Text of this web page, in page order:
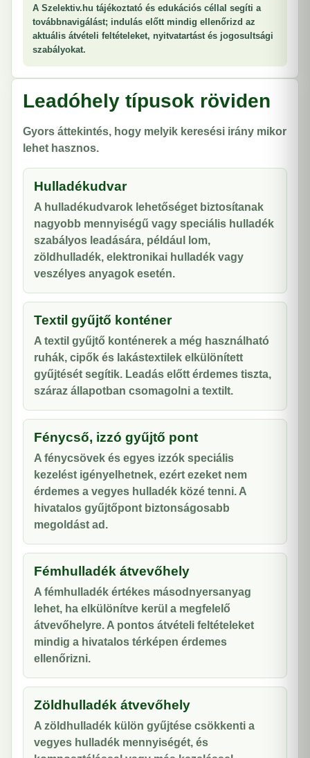
A Szelektiv.hu tájékoztató és edukációs céllal segíti a
továbbnavigálást; indulás előtt mindig ellenőrizd az
aktuális átvételi feltételeket, nyitvatartást és jogosultsági
szabályokat.
Leadóhely típusok röviden
Gyors áttekintés, hogy melyik keresési irány mikor
lehet hasznos.
Hulladékudvar
A hulladékudvarok lehetőséget biztosítanak
nagyobb mennyiségű vagy speciális hulladék
szabályos leadására, például lom,
zöldhulladék, elektronikai hulladék vagy
veszélyes anyagok esetén.
Textil gyűjtő konténer
A textil gyűjtő konténerek a még használható
ruhák, cipők és lakástextilek elkülönített
gyűjtését segítik. Leadás előtt érdemes tiszta,
száraz állapotban csomagolni a textilt.
Fénycső, izzó gyűjtő pont
A fénycsövek és egyes izzók speciális
kezelést igényelhetnek, ezért ezeket nem
érdemes a vegyes hulladék közé tenni. A
hivatalos gyűjtőpont biztonságosabb
megoldást ad.
Fémhulladék átvevőhely
A fémhulladék értékes másodnyersanyag
lehet, ha elkülönítve kerül a megfelelő
átvevőhelyre. A pontos átvételi feltételeket
mindig a hivatalos térképen érdemes
ellenőrizni.
Zöldhulladék átvevőhely
A zöldhulladék külön gyűjtése csökkenti a
vegyes hulladék mennyiségét, és